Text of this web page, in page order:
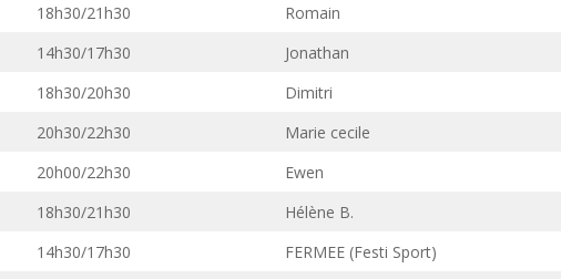
18h30/21h30
Romain
14h30/17h30
Jonathan
18h30/20h30
Dimitri
20h30/22h30
Marie cecile
20h00/22h30
Ewen
18h30/21h30
Hélène B.
14h30/17h30
FERMEE (Festi Sport)